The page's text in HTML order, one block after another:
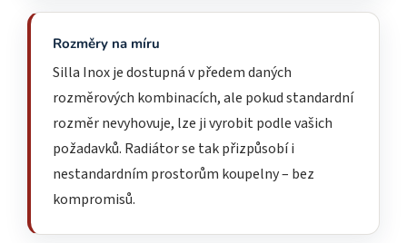
Rozměry na míru
Silla Inox je dostupná v předem daných
rozměrových kombinacích, ale pokud standardní
rozměr nevyhovuje, lze ji vyrobit podle vašich
požadavků. Radiátor se tak přizpůsobí i
nestandardním prostorům koupelny – bez
kompromisů.